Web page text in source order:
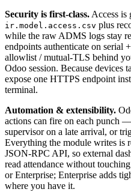
Security is first-class. Access is
ir.model.access.csv plus
while the raw ADMS logs stay
endpoints authenticate on serial
allowlist / mutual-TLS behind
Odoo session. Because devices
expose one HTTPS endpoint
terminal.
Automation & extensibility.
actions can fire on each punch
supervisor on a late arrival, or
Everything the module writes is
JSON-RPC API, so external
read attendance without
or Enterprise; Enterprise adds
where you have it.